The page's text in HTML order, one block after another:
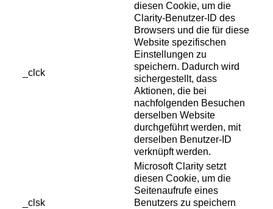
_clck
diesen Cookie, um die
Clarity-Benutzer-ID des
Browsers und die für diese
Website spezifischen
Einstellungen zu
speichern. Dadurch wird
sichergestellt, dass
Aktionen, die bei
nachfolgenden Besuchen
derselben Website
durchgeführt werden, mit
derselben Benutzer-ID
verknüpft werden.
_clsk
Microsoft Clarity setzt
diesen Cookie, um die
Seitenaufrufe eines
Benutzers zu speichern